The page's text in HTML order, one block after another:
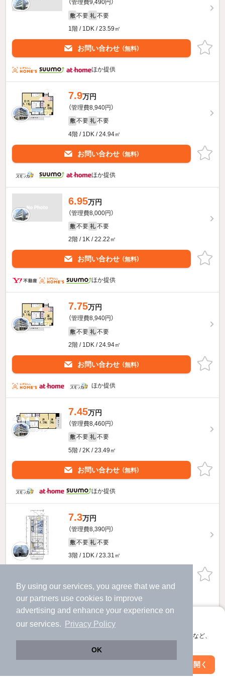
By using our services, you agree that we and
our partners use cookies to improve
advertising and enhance your experience on
our services.
Privacy Policy
OK
アプリに切り替えて、サクサクお部屋探し
会員登録なしですぐ使える。マップ検索やお気に入り保存など、
アプリを開く
（管理費9,490円）
敷 不要 礼 不要
1階 / 1DK / 23.59㎡
お問い合わせ （無料）
ほか提供
7.9万円
（管理費8,940円）
敷 不要 礼 不要
4階 / 1DK / 24.94㎡
お問い合わせ （無料）
ほか提供
6.95万円
（管理費8,000円）
敷 不要 礼 不要
2階 / 1K / 22.22㎡
お問い合わせ （無料）
ほか提供
7.75万円
（管理費8,940円）
敷 不要 礼 不要
2階 / 1DK / 24.94㎡
お問い合わせ （無料）
ほか提供
7.45万円
（管理費8,460円）
敷 不要 礼 不要
5階 / 2K / 23.49㎡
お問い合わせ （無料）
ほか提供
7.3万円
（管理費8,390円）
敷 不要 礼 不要
3階 / 1DK / 23.31㎡
ほか提供
7.7万円
礼 不要
3階 / 1DK / 24.57㎡
絞り込み条件を変更